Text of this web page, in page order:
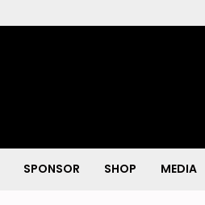
SPONSOR SHOP MEDIA